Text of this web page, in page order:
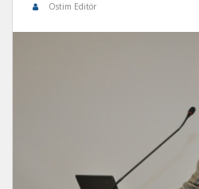
Ostim Editör